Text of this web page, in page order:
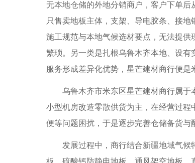
无本地仓储的外地分销商户，客户下单
只售卖地板主体，支架、导电胶条、接
施工规范与本地气候选材要点，无法提
繁琐。另一类是扎根乌鲁木齐本地、设
服务形成差异化优势，星芒建材商行便是
乌鲁木齐市米东区星芒建材商行属于
小型机房改造零散供货为主，在经营过
便等问题困扰，于是逐步完善仓储备货与
发展过程中，商行结合新疆地域气候
板、硫酸钙防静电地板、通风架空地板